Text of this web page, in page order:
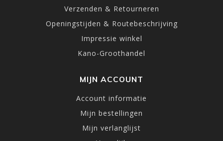
Verzenden & Retourneren
Openingstijden & Routebeschrijving
Impressie winkel
Kano-Groothandel
MIJN ACCOUNT
Account informatie
Mijn bestellingen
Mijn verlanglijst